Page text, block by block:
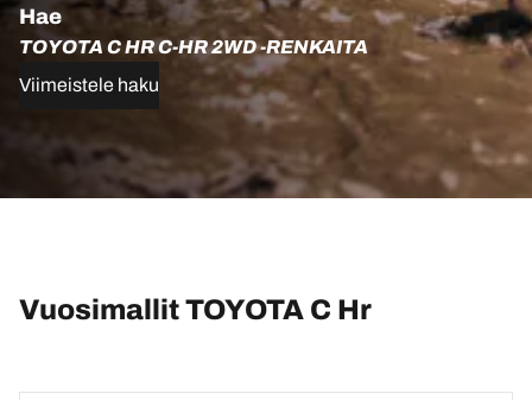
Hae
TOYOTA C HR C-HR 2WD -RENKAITA
Viimeistele haku
Vuosimallit TOYOTA C Hr